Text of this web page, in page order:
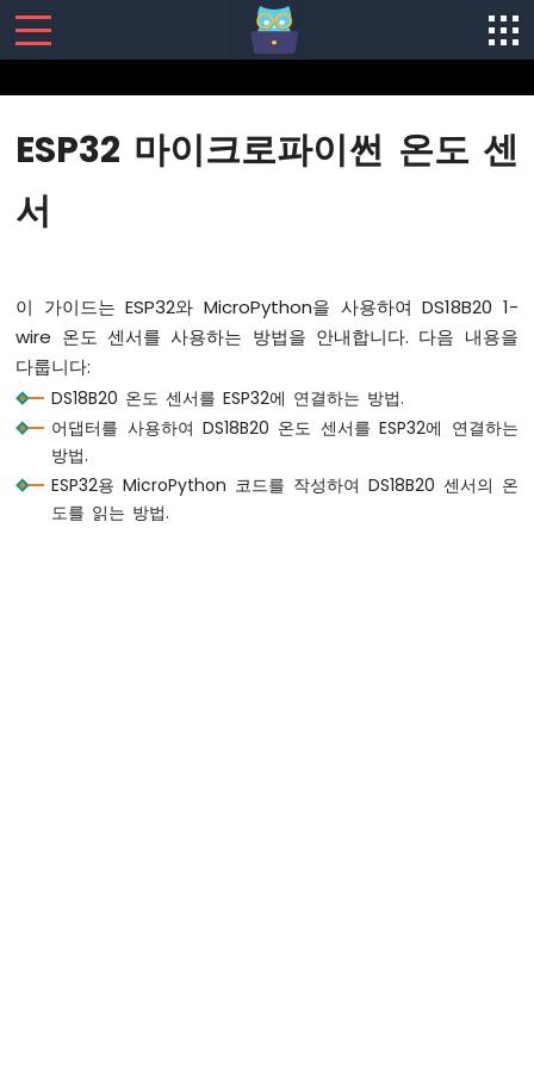
ESP32
이
이
썬
-
시
작
하
ESP32 마이크로파이썬 온도 센
서
이 가이드는 ESP32와 MicroPython을 사용하여 DS18B20 1-
wire 온도 센서를 사용하는 방법을 안내합니다. 다음 내용을
다룹니다:
DS18B20 온도 센서를 ESP32에 연결하는 방법.
어댑터를 사용하여 DS18B20 온도 센서를 ESP32에 연결하는
방법.
ESP32용 MicroPython 코드를 작성하여 DS18B20 센서의 온
도를 읽는 방법.